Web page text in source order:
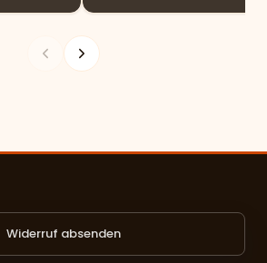
Widerruf absenden